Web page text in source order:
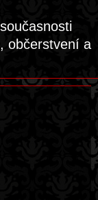
občerstvení a